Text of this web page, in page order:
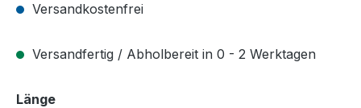
Versandkostenfrei
Versandfertig / Abholbereit in 0 - 2 Werktagen
Längeauswählen